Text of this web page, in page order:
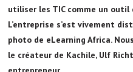
utiliser les TIC comme un
L’entreprise s’est vivement
photo de eLearning Africa.
le créateur de Kachile, Ulf